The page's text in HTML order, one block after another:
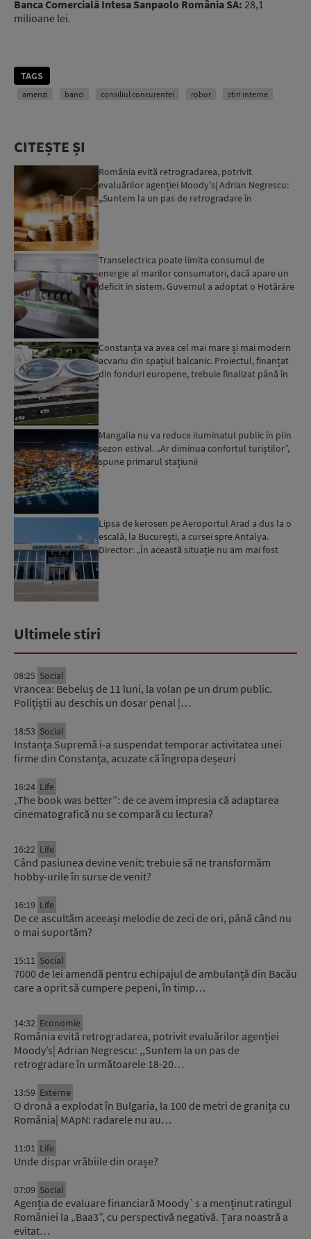
Banca Comercială Intesa Sanpaolo România SA: 28,1
milioane lei.
TAGS
amenzi banci consiliul concurentei robor stiri interne
CITEȘTE ȘI
România evită retrogradarea, potrivit
evaluărilor agenției Moody's| Adrian Negrescu:
,,Suntem la un pas de retrogradare în
Transelectrica poate limita consumul de
energie al marilor consumatori, dacă apare un
deficit în sistem. Guvernul a adoptat o Hotărâre
Constanța va avea cel mai mare și mai modern
acvariu din spațiul balcanic. Proiectul, finanțat
din fonduri europene, trebuie finalizat până în
Mangalia nu va reduce iluminatul public în plin
sezon estival. „Ar diminua confortul turiștilor”,
spune primarul stațiunii
Lipsa de kerosen pe Aeroportul Arad a dus la o
escală, la București, a cursei spre Antalya.
Director: „În această situație nu am mai fost
Ultimele stiri
08:25 Social
Vrancea: Bebeluș de 11 luni, la volan pe un drum public.
Polițiștii au deschis un dosar penal |…
18:53 Social
Instanța Supremă i-a suspendat temporar activitatea unei
firme din Constanța, acuzate că îngropa deșeuri
16:24 Life
„The book was better”: de ce avem impresia că adaptarea
cinematografică nu se compară cu lectura?
16:22 Life
Când pasiunea devine venit: trebuie să ne transformăm
hobby-urile în surse de venit?
16:19 Life
De ce ascultăm aceeași melodie de zeci de ori, până când nu
o mai suportăm?
15:11 Social
7000 de lei amendă pentru echipajul de ambulanță din Bacău
care a oprit să cumpere pepeni, în timp…
14:32 Economie
România evită retrogradarea, potrivit evaluărilor agenției
Moody’s| Adrian Negrescu: ,,Suntem la un pas de
retrogradare în următoarele 18-20…
13:59 Externe
O dronă a explodat în Bulgaria, la 100 de metri de granița cu
România| MApN: radarele nu au…
11:01 Life
Unde dispar vrăbiile din orașe?
07:09 Social
Agenția de evaluare financiară Moody`s a menținut ratingul
României la „Baa3”, cu perspectivă negativă. Țara noastră a
evitat…